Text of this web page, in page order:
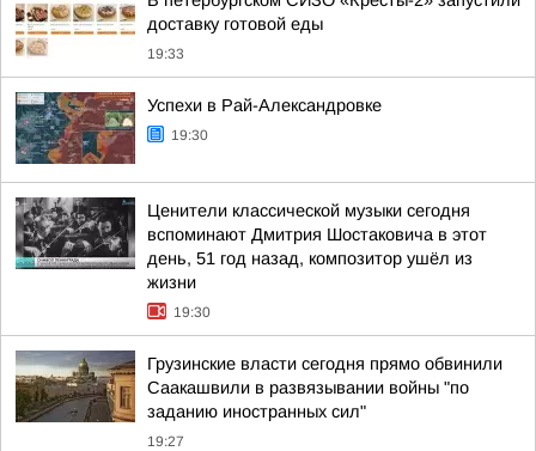
доставку готовой еды
19:33
Успехи в Рай-Александровке
19:30
Ценители классической музыки сегодня
вспоминают Дмитрия Шостаковича в этот
день, 51 год назад, композитор ушёл из
жизни
19:30
Грузинские власти сегодня прямо обвинили
Саакашвили в развязывании войны "по
заданию иностранных сил"
19:27